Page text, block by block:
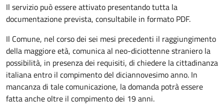
Il servizio può essere attivato presentando tutta la
documentazione prevista, consultabile in formato PDF.
Il Comune, nel corso dei sei mesi precedenti il raggiungimento
della maggiore età, comunica al neo-diciottenne straniero la
possibilità, in presenza dei requisiti, di chiedere la cittadinanza
italiana entro il compimento del diciannovesimo anno. In
mancanza di tale comunicazione, la domanda potrà essere
fatta anche oltre il compimento dei 19 anni.